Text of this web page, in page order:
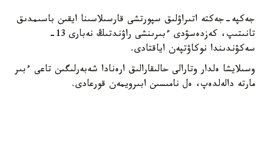
جەكپە-جەكتە اتىراۋلىق سپورتشى قارسىلاسىنا ايقىن باسىمدىق
تانىتىپ، كەزدەسۋدى ءبىرىنشى راۋندتىڭ نەبارى 13-
سەكۋندىندا نوكاۋتپەن اياقتادى.
وسىلايشا ەلدار وتارالى حالىقارالىق ارەنادا شەبەرلىگىن تاعى ءبىر
مارتە دالەلدەپ، ەل نامىسىن ابىرويمەن قورعادى.